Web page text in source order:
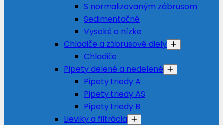
S normalizovaným zábrusom
Sedimentačné
Vysoké a nízke
Chladiče a zábrusové diely
Chladiče
Pipety delené a nedelené
Pipety triedy A
Pipety triedy AS
Pipety triedy B
Lieviky a filtrácia